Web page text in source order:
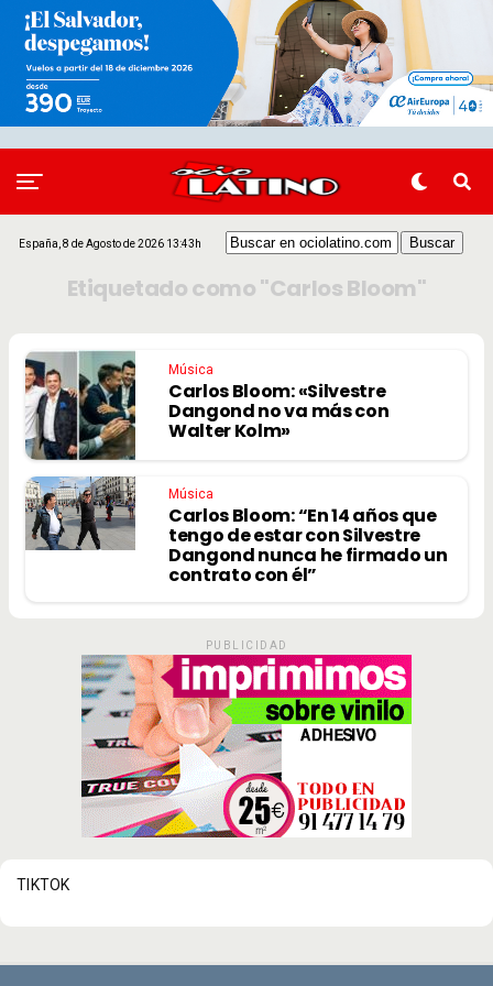
España, 8 de Agosto de 2026 13:43h
Etiquetado como "Carlos Bloom"
Música
Carlos Bloom: «Silvestre
Dangond no va más con
Walter Kolm»
Música
Carlos Bloom: “En 14 años que
tengo de estar con Silvestre
Dangond nunca he firmado un
contrato con él”
PUBLICIDAD
TIKTOK